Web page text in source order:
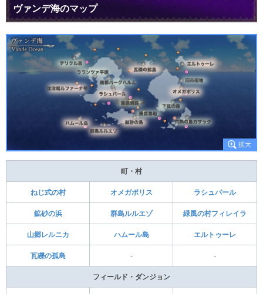
ヴァンデ海のマップ
町・村
ねじ式の村 オメガポリス ラシュバール
鉱砂の浜 群島ルルエゾ 緑風の村フィレイラ
山郷レルニカ ハムール島 エルトゥーレ
瓦礫の孤島 - -
フィールド・ダンジョン